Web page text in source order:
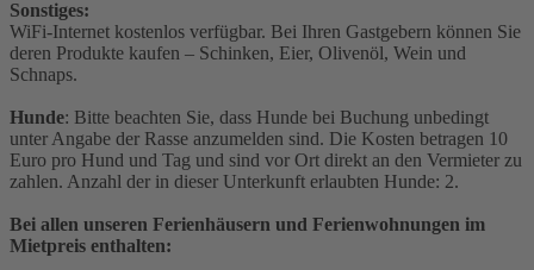
Sonstiges:
WiFi-Internet kostenlos verfügbar. Bei Ihren Gastgebern können Sie
deren Produkte kaufen – Schinken, Eier, Olivenöl, Wein und
Schnaps.
Hunde: Bitte beachten Sie, dass Hunde bei Buchung unbedingt
unter Angabe der Rasse anzumelden sind. Die Kosten betragen 10
Euro pro Hund und Tag und sind vor Ort direkt an den Vermieter zu
zahlen. Anzahl der in dieser Unterkunft erlaubten Hunde: 2.
Bei allen unseren Ferienhäusern und Ferienwohnungen im
Mietpreis enthalten: